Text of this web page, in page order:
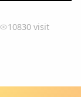
10830 visit